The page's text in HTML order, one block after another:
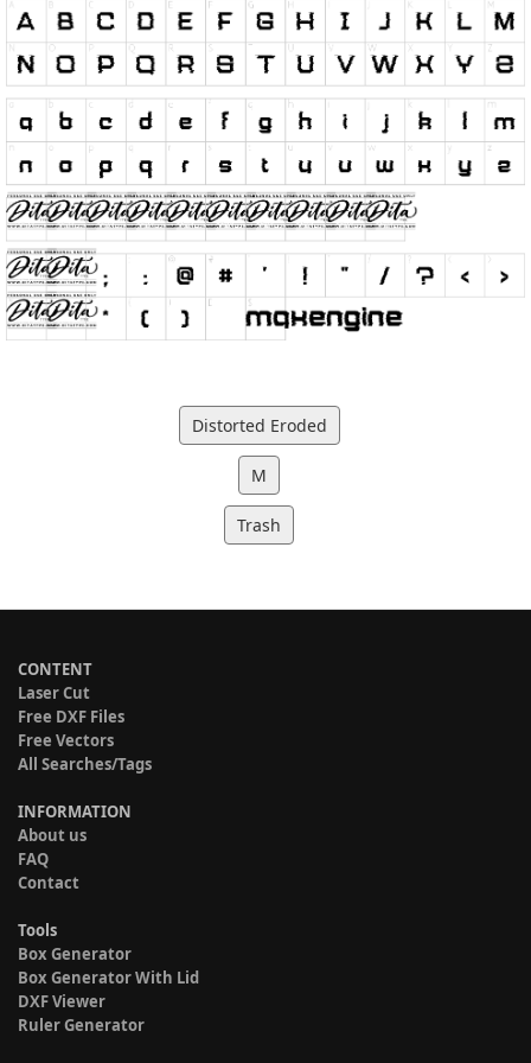
Distorted Eroded
M
Trash
CONTENT
Laser Cut
Free DXF Files
Free Vectors
All Searches/Tags
INFORMATION
About us
FAQ
Contact
Tools
Box Generator
Box Generator With Lid
DXF Viewer
Ruler Generator